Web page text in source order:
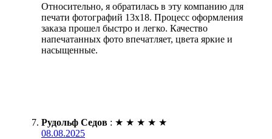
Относительно, я обратилась в эту компанию для
печати фотографий 13х18. Процесс оформления
заказа прошел быстро и легко. Качество
напечатанных фото впечатляет, цвета яркие и
насыщенные.
Рудольф Седов : ★ ★ ★ ★ ★
08.08.2025